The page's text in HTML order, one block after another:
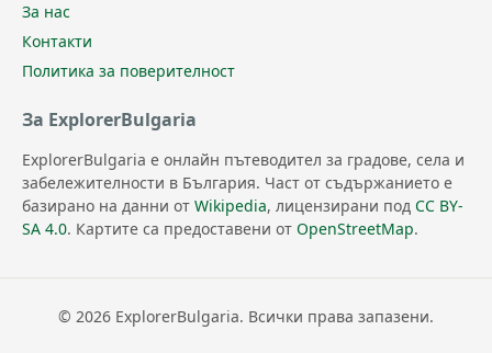
За нас
Контакти
Политика за поверителност
За ExplorerBulgaria
ExplorerBulgaria е онлайн пътеводител за градове, села и
забележителности в България. Част от съдържанието е
базирано на данни от Wikipedia, лицензирани под CC BY-
SA 4.0. Картите са предоставени от OpenStreetMap.
© 2026 ExplorerBulgaria. Всички права запазени.